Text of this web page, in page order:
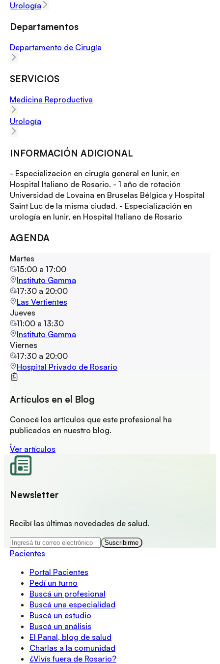
Urología
Departamentos
Departamento de Cirugía
SERVICIOS
Medicina Reproductiva
Urología
INFORMACIÓN ADICIONAL
- Especialización en cirugía general en Iunir, en
Hospital Italiano de Rosario. - 1 año de rotación
Universidad de Lovaina en Bruselas Bélgica y Hospital
Saint Luc de la misma ciudad. - Especialización en
urología en Iunir, en Hospital Italiano de Rosario
AGENDA
Martes
15:00 a 17:00
Instituto Gamma
17:30 a 20:00
Las Vertientes
Jueves
11:00 a 13:30
Instituto Gamma
Viernes
17:30 a 20:00
Hospital Privado de Rosario
Artículos en el Blog
Conocé los artículos que este profesional ha
publicados en nuestro blog.
Ver artículos
Newsletter
Recibí las últimas novedades de salud.
Suscribirme
Pacientes
Portal Pacientes
Pedí un turno
Buscá un profesional
Buscá una especialidad
Buscá un estudio
Buscá un análisis
El Panal, blog de salud
Charlas a la comunidad
¿Vivís fuera de Rosario?